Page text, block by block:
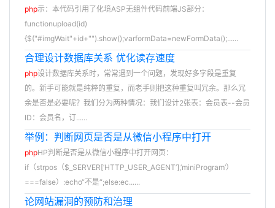
php示：本代码引用了化境ASP无组件代码前端JS部分：
functionupload(id)
{$("#imgWait"+id+"").show();varformData=newFormData();......
合理设计数据库关系 优化读存速度
php设计数据库关系时，常常遇到一个问题，发现好多字段是重复
的。新手可能就是纯粹的重复，而老手则把这种重复叫冗余。那么冗
余是否是必要呢？我们分为两种情况：我们设计2张表：会员表--会员
ID：会员名，订......
举例：判断网页是否是从微信小程序中打开
phpHP判断是否是从微信小程序中打开网页：
if（strpos（$_SERVER[’HTTP_USER_AGENT’],’miniProgram’）
===false）:echo“不是“;else:ec......
论网站漏洞的预防和治理